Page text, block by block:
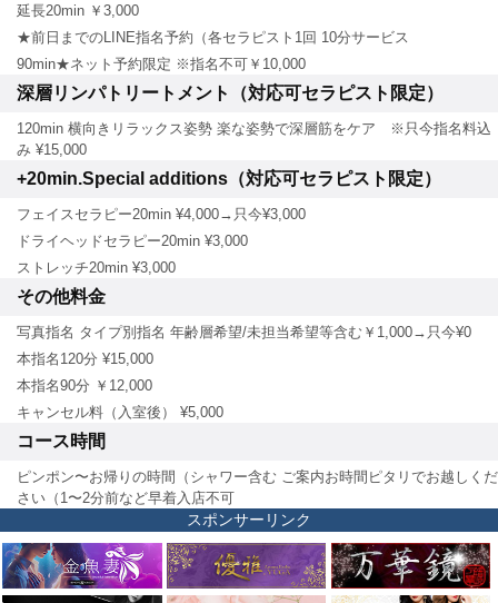
延長20min ￥3,000
★前日までのLINE指名予約（各セラピスト1回 10分サービス
90min★ネット予約限定 ※指名不可￥10,000
深層リンパトリートメント（対応可セラピスト限定）
120min 横向きリラックス姿勢 楽な姿勢で深層筋をケア ※只今指名料込
み ¥15,000
+20min.Special additions（対応可セラピスト限定）
フェイスセラピー20min ¥4,000→只今¥3,000
ドライヘッドセラピー20min ¥3,000
ストレッチ20min ¥3,000
その他料金
写真指名 タイプ別指名 年齢層希望/未担当希望等含む￥1,000→只今¥0
本指名120分 ¥15,000
本指名90分 ￥12,000
キャンセル料（入室後） ¥5,000
コース時間
ピンポン〜お帰りの時間（シャワー含む ご案内お時間ピタリでお越しくだ
さい（1〜2分前など早着入店不可
スポンサーリンク